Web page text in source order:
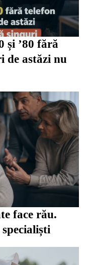
și ’80 fără
de astăzi nu
face rău.
specialiști